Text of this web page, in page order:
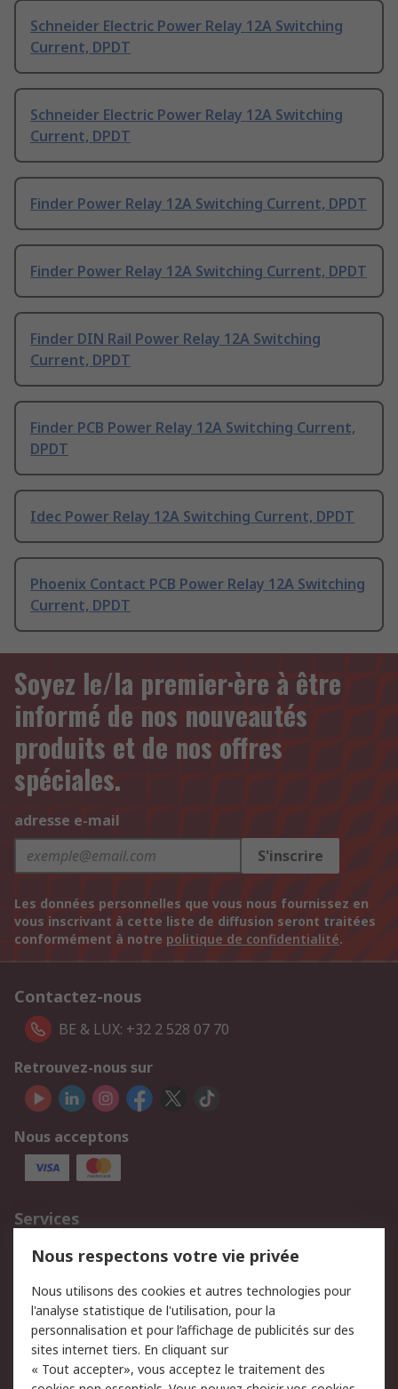
Schneider Electric Power Relay 12A Switching
Current, DPDT
Schneider Electric Power Relay 12A Switching
Current, DPDT
Finder Power Relay 12A Switching Current, DPDT
Finder Power Relay 12A Switching Current, DPDT
Finder DIN Rail Power Relay 12A Switching
Current, DPDT
Finder PCB Power Relay 12A Switching Current,
DPDT
Idec Power Relay 12A Switching Current, DPDT
Phoenix Contact PCB Power Relay 12A Switching
Current, DPDT
Soyez le/la premier·ère à être
informé de nos nouveautés
produits et de nos offres
spéciales.
adresse e-mail
S'inscrire
Les données personnelles que vous nous fournissez en
vous inscrivant à cette liste de diffusion seront traitées
conformément à notre politique de confidentialité.
Contactez-nous
BE & LUX: +32 2 528 07 70
Retrouvez-nous sur
Nous acceptons
Services
750.000 produits
2.500 marques
Retours
Support technique
Track & trace
Legal
Nous respectons votre vie privée
Nous utilisons des cookies et autres technologies pour
l'analyse statistique de l'utilisation, pour la
personnalisation et pour l’affichage de publicités sur des
sites internet tiers. En cliquant sur
« Tout accepter», vous acceptez le traitement des